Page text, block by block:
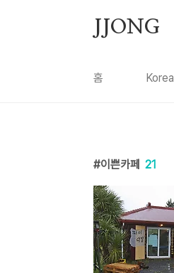
JJONG
홈 Korea
이쁜카페 21